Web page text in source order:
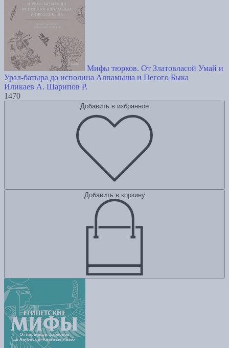
Мифы тюрков. От Златовласой Умай и
Урал-батыра до исполина Алпамыша и Пегого Быка
Иликаев А. Шарипов Р.
1470
Добавить в избранное
Добавить в корзину